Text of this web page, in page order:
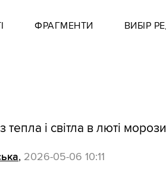
ФРАГМЕНТИ ВИБІР
, 2026-05-06 10:11
і світла в люті морози